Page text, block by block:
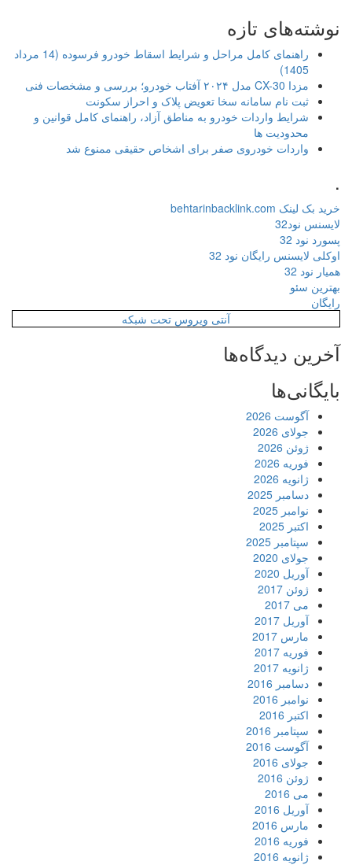
نوشته‌های تازه
راهنمای کامل مراحل و شرایط اسقاط خودرو فرسوده (14 مرداد
1405)
مزدا CX-30 مدل ۲۰۲۴ آفتاب خودرو؛ بررسی و مشخصات فنی
ثبت نام سامانه سخا تعویض پلاک و احراز سکونت
شرایط واردات خودرو به مناطق آزاد، راهنمای کامل قوانین و
محدودیت ها
واردات خودروی صفر برای اشخاص حقیقی ممنوع شد
خرید بک لینک behtarinbacklink.com
لایسنس نود32
پسورد نود 32
اوکلی لایسنس رایگان نود 32
همیار نود 32
بهترین سئو
رایگان
آنتی ویروس تحت شبکه
آخرین دیدگاه‌ها
بایگانی‌ها
آگوست 2026
جولای 2026
ژوئن 2026
فوریه 2026
ژانویه 2026
دسامبر 2025
نوامبر 2025
اکتبر 2025
سپتامبر 2025
جولای 2020
آوریل 2020
ژوئن 2017
می 2017
آوریل 2017
مارس 2017
فوریه 2017
ژانویه 2017
دسامبر 2016
نوامبر 2016
اکتبر 2016
سپتامبر 2016
آگوست 2016
جولای 2016
ژوئن 2016
می 2016
آوریل 2016
مارس 2016
فوریه 2016
ژانویه 2016